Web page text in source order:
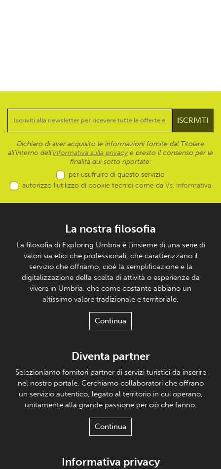
Dichiaro di aver acquisito le informazioni fornite dal Titolare
all’interno dell'informativa sulla privacy e presto il consenso per le
finalità qui sotto riportate:
per usufruire di questo servizio
autorizzo l’utilizzo di cookie tecnici come da Vs. informativa
La nostra filosofia
La filosofia di Exploring Umbria è l’insieme di una serie di
valori sia etici che professionali, che caratterizzano il
servizio che offriamo, cioè la semplificazione e la
digitalizzazione della scelta di attività o esperienze da
vivere in Umbria, che come costante abbiano un
altissimo valore tradizionale e territoriale.
Continua
Diventa partner
Selezioniamo fornitori partner di servizi turistici da inserire
nel nostro portale. Cerchiamo collaboratori che offrano
un servizio autentico, legato al territorio in cui operano,
unitamente alla grande passione per ciò che fanno.
Continua
Informativa privacy